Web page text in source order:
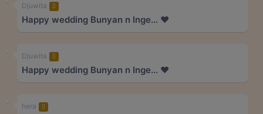
Djuwita
Happy wedding Bunyan n Inge… ❤️
Djuwita
Happy wedding Bunyan n Inge… ❤️
hera